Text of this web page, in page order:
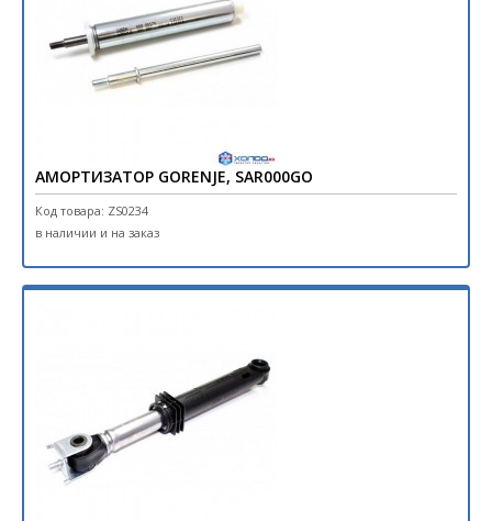
АМОРТИЗАТОР GORENJE, SAR000GO
Код товара: ZS0234
в наличии и на заказ